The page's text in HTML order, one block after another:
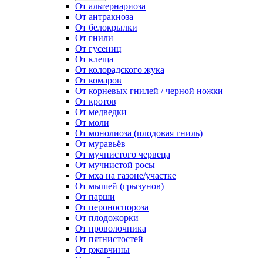
От альтернариоза
От антракноза
От белокрылки
От гнили
От гусениц
От клеща
От колорадского жука
От комаров
От корневых гнилей / черной ножки
От кротов
От медведки
От моли
От монолиоза (плодовая гниль)
От муравьёв
От мучнистого червеца
От мучнистой росы
От мха на газоне/участке
От мышей (грызунов)
От парши
От пероноспороза
От плодожорки
От проволочника
От пятнистостей
От ржавчины